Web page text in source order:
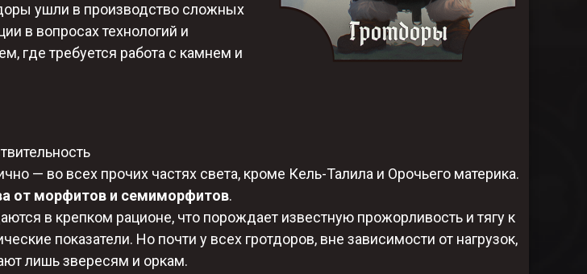
ушли в производство сложных
в вопросах технологий и
где требуется работа с камнем и
— во всех прочих частях света, кроме Кель-Талила и Орочьего материка.​
от морфитов и семиморфитов.
в крепком рационе, что порождает известную прожорливость и тягу к
показатели. Но почти у всех гротдоров, вне зависимости от нагрузок,
лишь звересям и оркам.​